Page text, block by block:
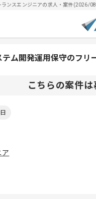
ランスエンジニアの求人・案件(2026/
テム開発運用保守のフリ
こちらの案件
ア